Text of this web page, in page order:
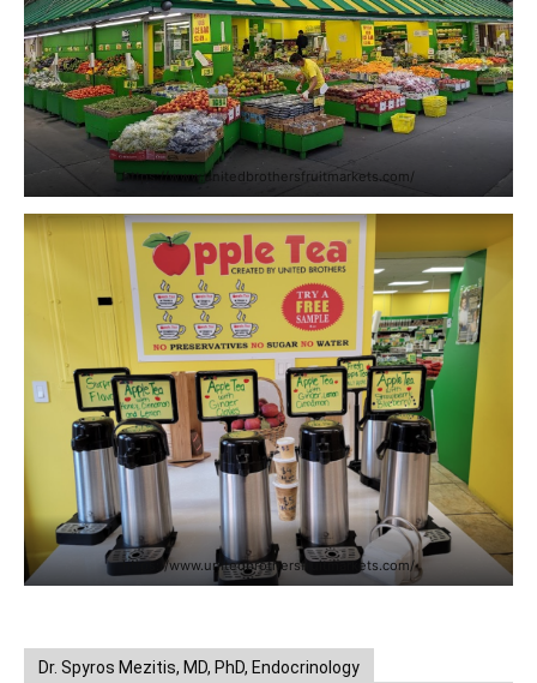
https://www.unitedbrothersfruitmarkets.com/
https://www.unitedbrothersfruitmarkets.com/
Dr. Spyros Mezitis, MD, PhD, Endocrinology